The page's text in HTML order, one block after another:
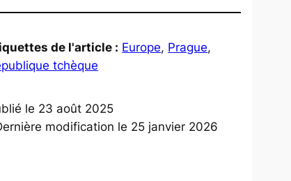
de l'article : Europe, Prague
tchèque
le 23 août 2025
modification le 25 janvier 2026